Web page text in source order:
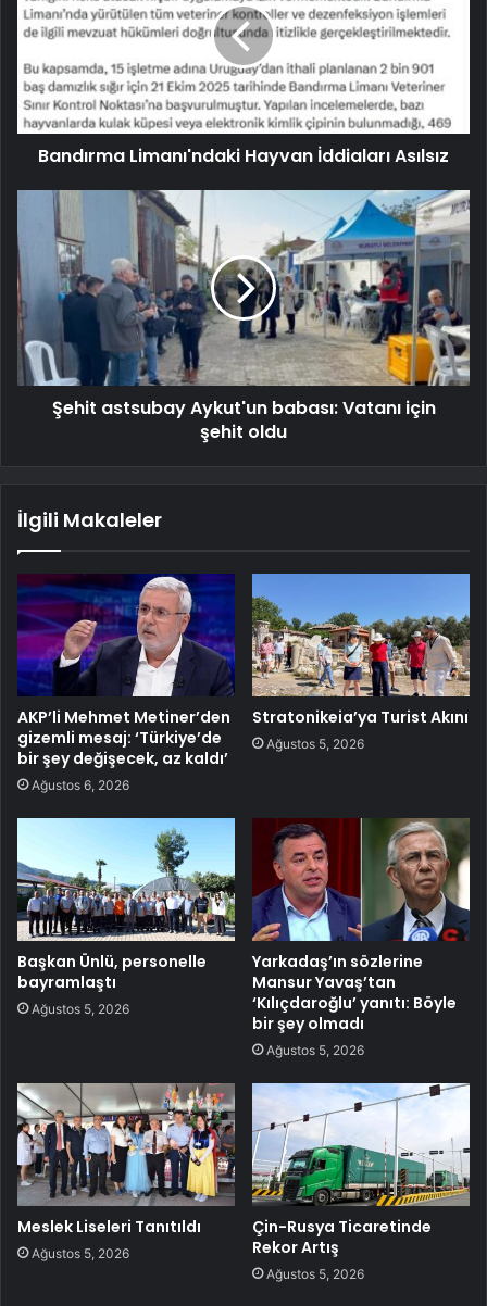
Bandırma Limanı'ndaki Hayvan İddiaları Asılsız
Şehit astsubay Aykut'un babası: Vatanı için
şehit oldu
İlgili Makaleler
AKP’li Mehmet Metiner’den
gizemli mesaj: ‘Türkiye’de
bir şey değişecek, az kaldı’
Ağustos 6, 2026
Stratonikeia’ya Turist Akını
Ağustos 5, 2026
Başkan Ünlü, personelle
bayramlaştı
Ağustos 5, 2026
Yarkadaş’ın sözlerine
Mansur Yavaş’tan
‘Kılıçdaroğlu’ yanıtı: Böyle
bir şey olmadı
Ağustos 5, 2026
Meslek Liseleri Tanıtıldı
Ağustos 5, 2026
Çin-Rusya Ticaretinde
Rekor Artış
Ağustos 5, 2026